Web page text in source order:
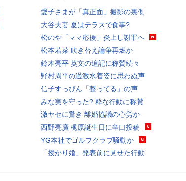
愛子さまが「真正面」撮影の裏側
大谷夫妻 夏はテラスで食事?
松のや「ママ応援」炎上し謝罪へ
松本若菜 吹き替え論争再燃か
鈴木亮平 英文の追記に称賛続々
野村周平の過激水着姿に思わぬ声
信子すっぴん「整ってる」の声
みな実を守った? 粋な行動に称賛
激ヤセに驚き 離婚協議の心労か
西野亮廣 梶原誕生日に辛口投稿
YG本社でゴルフクラブ騒動か
「授かり婚」発表前に見せた行動